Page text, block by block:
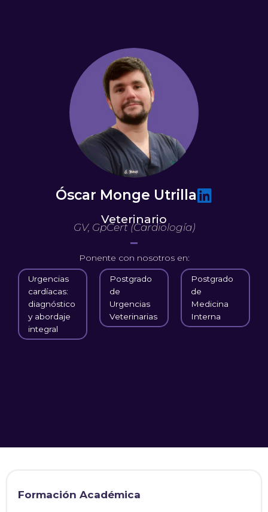
Óscar Monge Utrilla
Veterinario
GV, GpCert (Cardiología)
Ponente con nosotros en:
Urgencias
cardíacas:
diagnóstico
y abordaje
integral
Postgrado
de
Urgencias
Veterinarias
Postgrado
de
Medicina
Interna
Formación Académica